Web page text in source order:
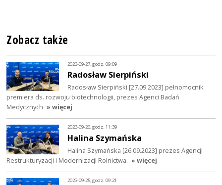
Zobacz także
2023-09-27, godz. 09:09
Radosław Sierpiński
Radosław Sierpiński [27.09.2023] pełnomocnik
premiera ds. rozwoju biotechnologii, prezes Agenci Badań
Medycznych » więcej
2023-09-26, godz. 11:39
Halina Szymańska
Halina Szymańska [26.09.2023] prezes Agencji
Restrukturyzacji i Modernizacji Rolnictwa. » więcej
2023-09-25, godz. 09:21